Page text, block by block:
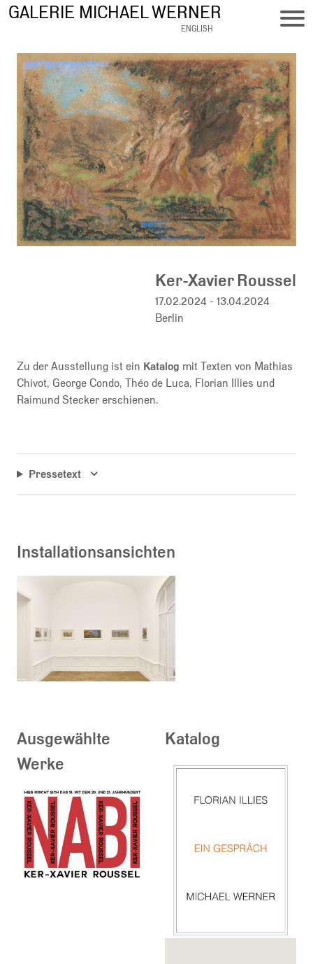
Direkt
GALERIE MICHAEL WERNER
ENGLISH
Ker-Xavier Roussel
17.02.2024 - 13.04.2024
Berlin
Zu der Ausstellung ist ein Katalog mit Texten von Mathias
Chivot, George Condo, Théo de Luca, Florian Illies und
Raimund Stecker erschienen.
Pressetext
Installationsansichten
Ausgewählte
Werke
Katalog